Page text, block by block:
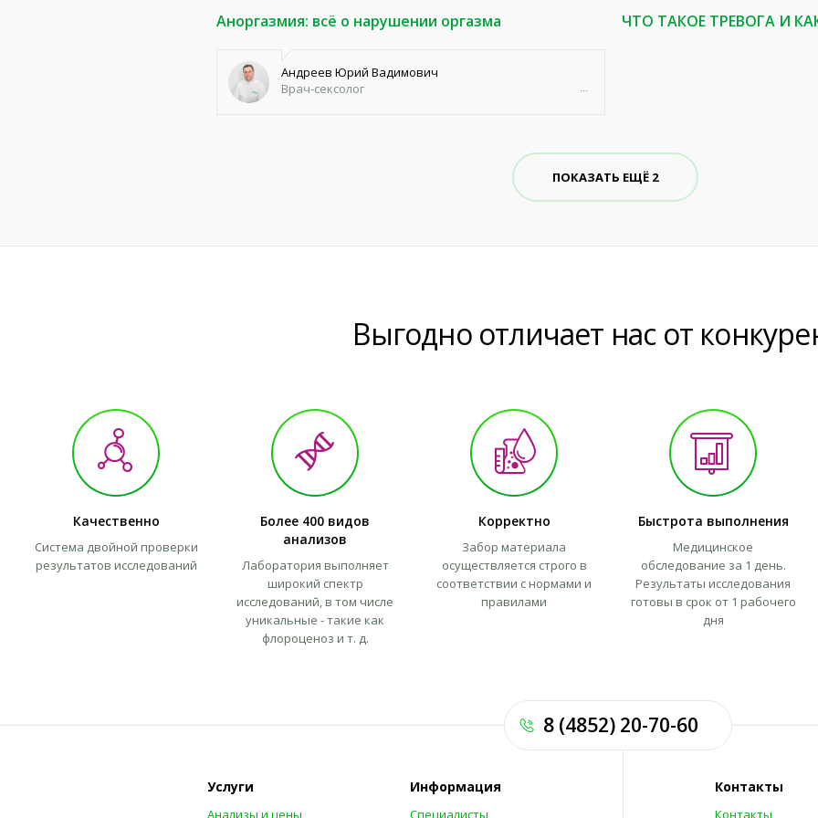
Аноргазмия: всё о нарушении оргазма
Андреев Юрий Вадимович
Врач-сексолог
ЧТО ТАКОЕ ТРЕВОГА И
ПОКАЗАТЬ ЕЩЁ 2
Выгодно отличает нас от
Качественно
Система двойной проверки
результатов исследований
Более 400 видов
анализов
Лаборатория выполняет
широкий спектр
исследований, в том числе
уникальные - такие как
флороценоз и т. д.
Корректно
Забор материала
осуществляется строго в
соответствии с нормами и
правилами
Быстрота выполнения
Медицинское
обследование за 1 день.
Результаты исследования
готовы в срок от 1 рабочего
дня
Услуги
Анализы и цены
Информация
Специалисты
Контакты
Контакты
8 (4852) 20-70-60